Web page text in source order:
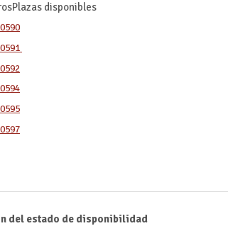
Plazas disponibles
del estado de disponibilidad